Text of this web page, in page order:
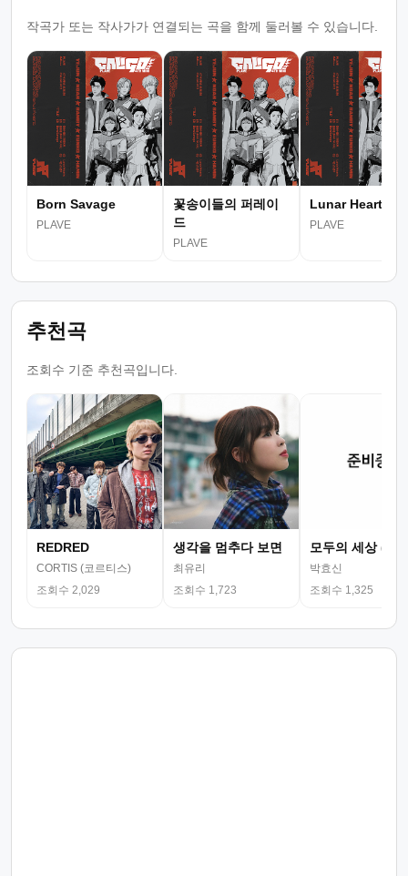
작곡가 또는 작사가가 연결되는 곡을 함께 둘러볼 수 있습니다.
Born Savage
PLAVE
꽃송이들의 퍼레이
드
PLAVE
Lunar Hearts
PLAVE
추천곡
조회수 기준 추천곡입니다.
REDRED
CORTIS (코르티스)
조회수 2,029
생각을 멈추다 보면
최유리
조회수 1,723
모두의 세상 (뮤
박효신
조회수 1,325